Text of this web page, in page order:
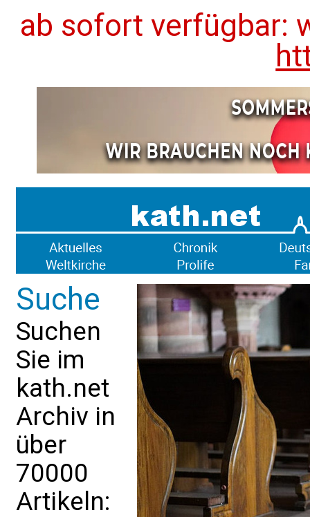
ab sofort verfügbar:
Suche
Suchen
Sie im
kath.net
Archiv in
über
70000
Artikeln: